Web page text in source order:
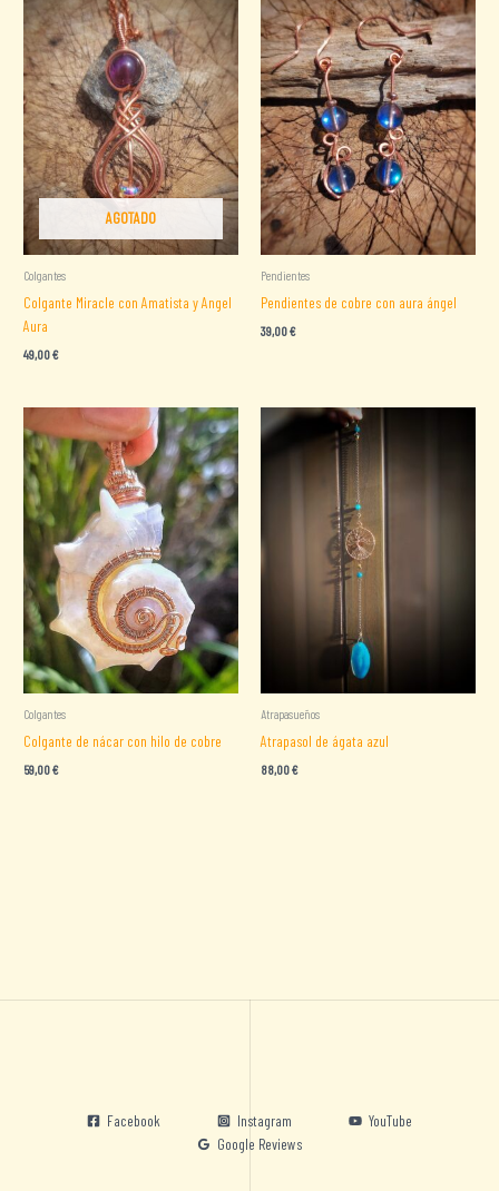
AGOTADO
Colgantes
Colgante Miracle con Amatista y Angel
Aura
49,00€
Pendientes
Pendientes de cobre con aura ángel
39,00€
Colgantes
Colgante de nácar con hilo de cobre
59,00€
Atrapasueños
Atrapasol de ágata azul
88,00€
Facebook Instagram
YouTube
Google Reviews